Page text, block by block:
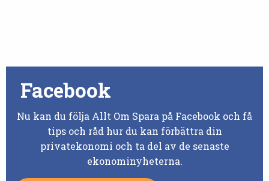
Facebook
Nu kan du följa Allt Om Spara på Facebook och få
tips och råd hur du kan förbättra din
privatekonomi och ta del av de senaste
ekonominyheterna.